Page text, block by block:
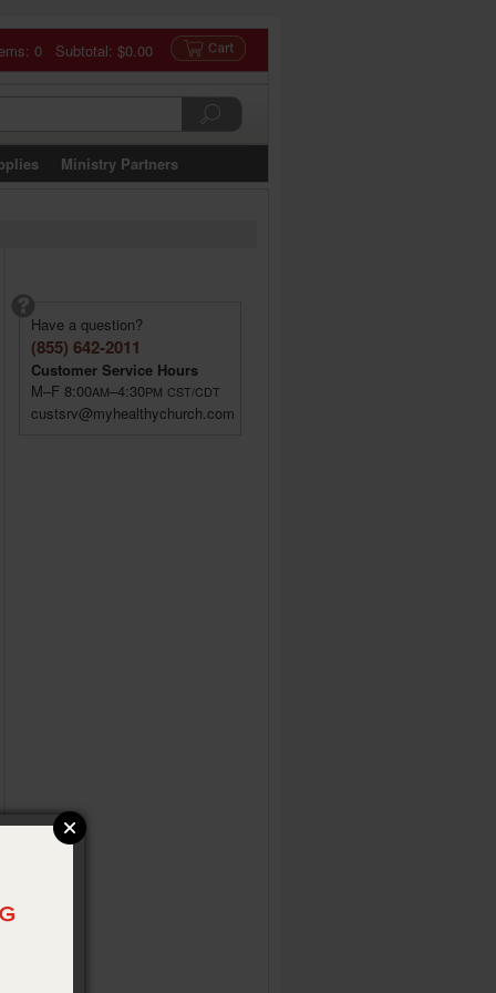
0 Subtotal: $0.00
Ministry Partners
Have a question?
(855) 642-2011
Customer Service Hours
M–F 8:00AM–4:30PM CST/CDT
custsrv@myhealthychurch.com